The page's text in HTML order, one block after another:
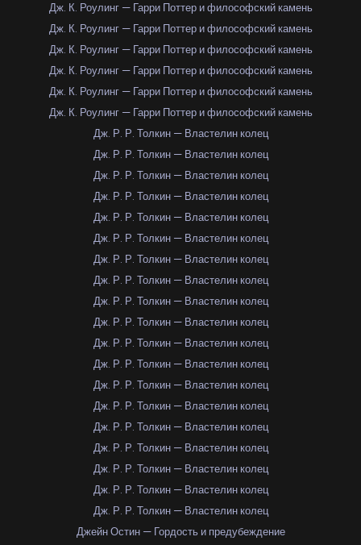
Дж. К. Роулинг — Гарри Поттер и философский камень
Дж. К. Роулинг — Гарри Поттер и философский камень
Дж. К. Роулинг — Гарри Поттер и философский камень
Дж. К. Роулинг — Гарри Поттер и философский камень
Дж. К. Роулинг — Гарри Поттер и философский камень
Дж. К. Роулинг — Гарри Поттер и философский камень
Дж. Р. Р. Толкин — Властелин колец
Дж. Р. Р. Толкин — Властелин колец
Дж. Р. Р. Толкин — Властелин колец
Дж. Р. Р. Толкин — Властелин колец
Дж. Р. Р. Толкин — Властелин колец
Дж. Р. Р. Толкин — Властелин колец
Дж. Р. Р. Толкин — Властелин колец
Дж. Р. Р. Толкин — Властелин колец
Дж. Р. Р. Толкин — Властелин колец
Дж. Р. Р. Толкин — Властелин колец
Дж. Р. Р. Толкин — Властелин колец
Дж. Р. Р. Толкин — Властелин колец
Дж. Р. Р. Толкин — Властелин колец
Дж. Р. Р. Толкин — Властелин колец
Дж. Р. Р. Толкин — Властелин колец
Дж. Р. Р. Толкин — Властелин колец
Дж. Р. Р. Толкин — Властелин колец
Дж. Р. Р. Толкин — Властелин колец
Дж. Р. Р. Толкин — Властелин колец
Джейн Остин — Гордость и предубеждение